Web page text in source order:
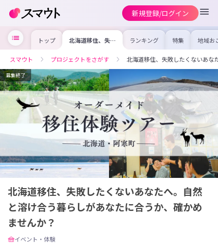
新規登録/ログイン
トップ 北海道移住、失敗
したくないあなた
う暮らしがあなた
に合うか、確かめ
ませんか？
ランキング 特集 地域お
の求
を集め
事内容
を比較
合った
スマウト プロジェクトをさがす 北海道移住、失敗したくないあな
募集終了
北海道移住、失敗したくないあなたへ。自然
と溶け合う暮らしがあなたに合うか、確かめ
ませんか？
イベント・体験